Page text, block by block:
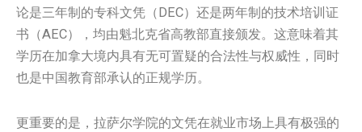
论是三年制的专科文凭（DEC）还是两年制的技术培训证
书（AEC），均由魁北克省高教部直接颁发。这意味着其
学历在加拿大境内具有无可置疑的合法性与权威性，同时
也是中国教育部承认的正规学历。
更重要的是，拉萨尔学院的文凭在就业市场上具有极强的